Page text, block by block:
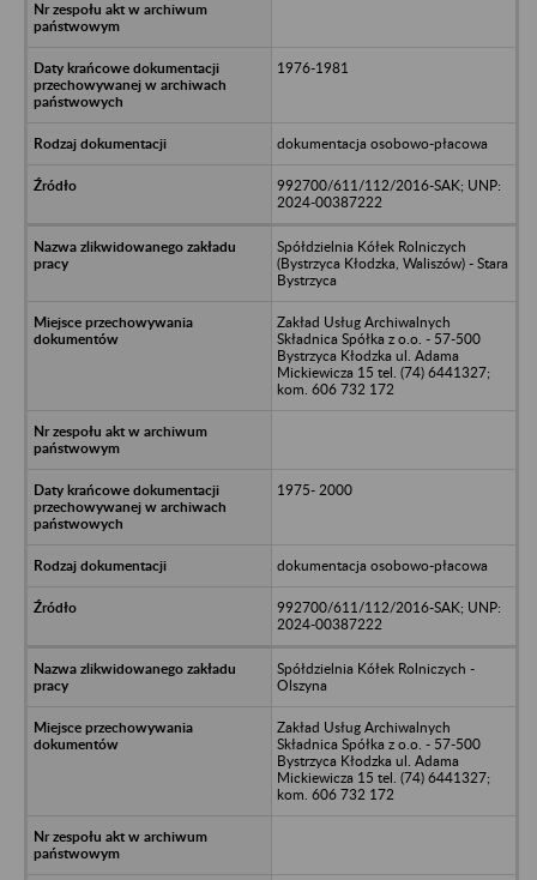
1976-1981
dokumentacja osobowo-płacowa
992700/611/112/2016-SAK; UNP:
2024-00387222
Spółdzielnia Kółek Rolniczych
(Bystrzyca Kłodzka, Waliszów) - Stara
Bystrzyca
Zakład Usług Archiwalnych
Składnica Spółka z o.o. - 57-500
Bystrzyca Kłodzka ul. Adama
Mickiewicza 15 tel. (74) 6441327;
kom. 606 732 172
1975- 2000
dokumentacja osobowo-płacowa
992700/611/112/2016-SAK; UNP:
2024-00387222
Spółdzielnia Kółek Rolniczych -
Olszyna
Zakład Usług Archiwalnych
Składnica Spółka z o.o. - 57-500
Bystrzyca Kłodzka ul. Adama
Mickiewicza 15 tel. (74) 6441327;
kom. 606 732 172